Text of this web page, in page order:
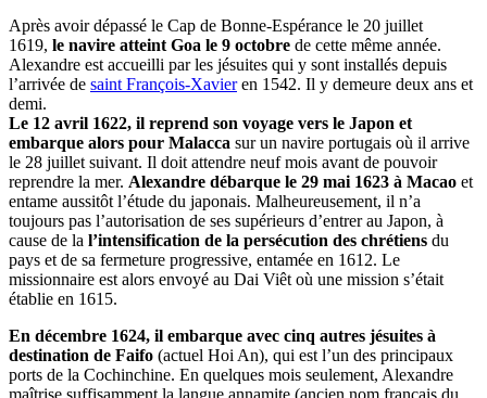
Après avoir dépassé le Cap de Bonne-Espérance le 20 juillet
1619, le navire atteint Goa le 9 octobre de cette même année.
Alexandre est accueilli par les jésuites qui y sont installés depuis
l’arrivée de saint François-Xavieren 1542. Il y demeure deux ans et
demi.
Le 12 avril 1622, il reprend son voyage vers le Japon et
embarque alors pour Malacca sur un navire portugais où il arrive
le 28 juillet suivant. Il doit attendre neuf mois avant de pouvoir
reprendre la mer. Alexandre débarque le 29 mai 1623 à Macao et
entame aussitôt l’étude du japonais. Malheureusement, il n’a
toujours pas l’autorisation de ses supérieurs d’entrer au Japon, à
cause de la l’intensification de la persécution des chrétiens du
pays et de sa fermeture progressive, entamée en 1612. Le
missionnaire est alors envoyé au Dai Viêt où une mission s’était
établie en 1615.
En décembre 1624, il embarque avec cinq autres jésuites à
destination de Faifo (actuel Hoi An), qui est l’un des principaux
ports de la Cochinchine. En quelques mois seulement, Alexandre
maîtrise suffisamment la langue annamite (ancien nom français du